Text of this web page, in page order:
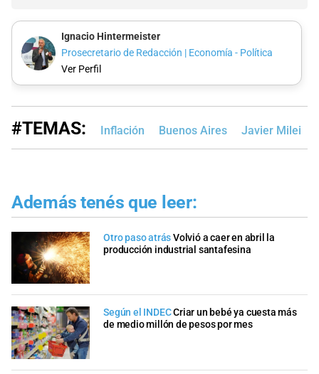
Ignacio Hintermeister
Prosecretario de Redacción | Economía - Política
Ver Perfil
#TEMAS: Inflación Buenos Aires Javier Milei
Además tenés que leer:
Otro paso atrásVolvió a caer en abril la
producción industrial santafesina
Según el INDECCriar un bebé ya cuesta más
de medio millón de pesos por mes